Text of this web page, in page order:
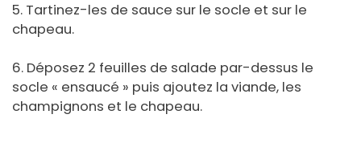
5. Tartinez-les de sauce sur le socle et sur le
chapeau.
6. Déposez 2 feuilles de salade par-dessus le
socle « ensaucé » puis ajoutez la viande, les
champignons et le chapeau.